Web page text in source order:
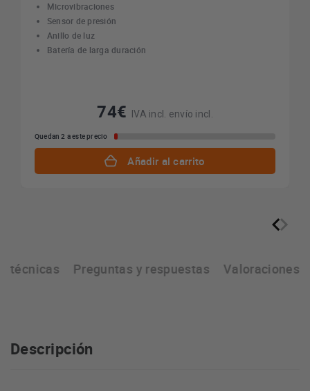
Microvibraciones
Sensor de presión
Anillo de luz
Batería de larga duración
74€ IVA incl. envío incl.
Quedan 2 a este precio
Añadir al carrito
técnicas Preguntas y respuestas Valoraciones
Descripción